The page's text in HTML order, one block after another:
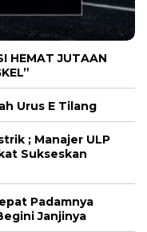
HEMAT JUTAAN
Urus E Tilang
; Manajer ULP
Sukseskan
Padamnya
Janjinya